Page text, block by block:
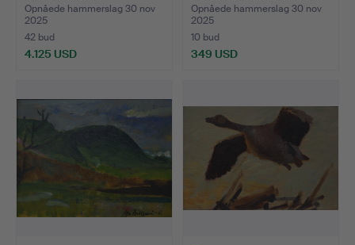
Opnåede hammerslag 30 nov
2025
42 bud
4.125 USD
Opnåede hammerslag 30 nov
2025
10 bud
349 USD